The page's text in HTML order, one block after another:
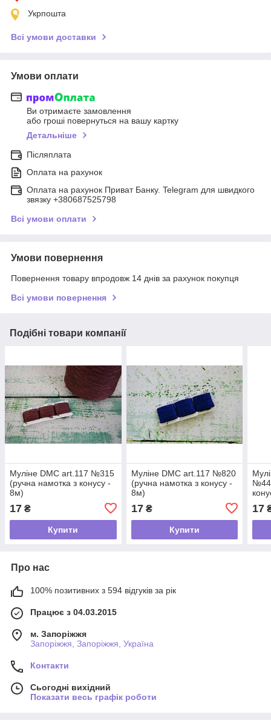
Укрпошта
Всі умови доставки
Умови оплати
Ви отримаєте замовлення
або гроші повернуться на вашу картку
Детальніше
Післяплата
Оплата на рахунок
Оплата на рахунок Приват Банку. Telegram для швидкого
звязку +380687525798
Всі умови оплати
Умови повернення
Повернення товару впродовж 14 днів за рахунок покупця
Всі умови повернення
Подібні товари компанії
Муліне DMC art.117 №315
(ручна намотка з конусу -
8м)
17 ₴
Купити
Муліне DMC art.117 №820
(ручна намотка з конусу -
8м)
17₴
Купити
17
Про нас
100% позитивних з 594 відгуків за рік
Працює з 04.03.2015
м. Запоріжжя
Запоріжжя, Запоріжжя, Україна
Контакти
Сьогодні вихідний
Показати весь графік роботи